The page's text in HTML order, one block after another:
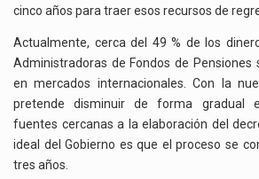
cinco años para traer esos recursos de
Actualmente, cerca del 49 % de los
Administradoras de Fondos de Pensiones
en mercados internacionales. Con la
pretende disminuir de forma gradual
fuentes cercanas a la elaboración del
ideal del Gobierno es que el proceso se
tres años.